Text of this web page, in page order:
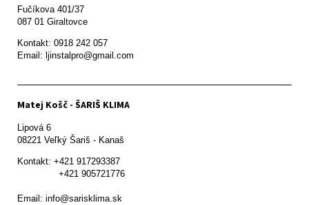
Fučíkova 401/37
087 01 Giraltovce
Kontakt: 0918 242 057
Email: ljinstalpro@gmail.com
Matej Košč - ŠARIŠ KLIMA
Lipová 6
08221 Veľký Šariš - Kanaš
Kontakt: +421 917293387
Email: info@sarisklima.sk